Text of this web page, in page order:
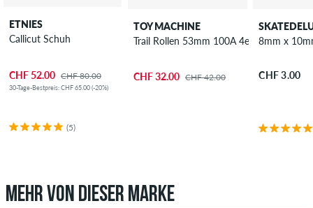
ETNIES
Callicut Schuh
CHF 52.00 CHF 80.00
30-Tage-Bestpreis: CHF 65.00 (-20%)
(5)
TOY MACHINE
Trail Rollen 53mm 100A 4er Pack
CHF 32.00 CHF 42.00
8mm x
CHF 3.00
MEHR VON DIESER MARKE